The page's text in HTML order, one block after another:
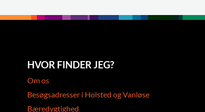
HVOR FINDER JEG?
Om os
Besøgsadresser i Holsted og Vanløse
Bæredygtighed